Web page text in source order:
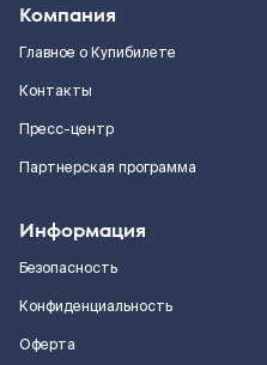
Компания
Главное о Купибилете
Контакты
Пресс-центр
Партнерская программа
Информация
Безопасность
Конфиденциальность
Оферта